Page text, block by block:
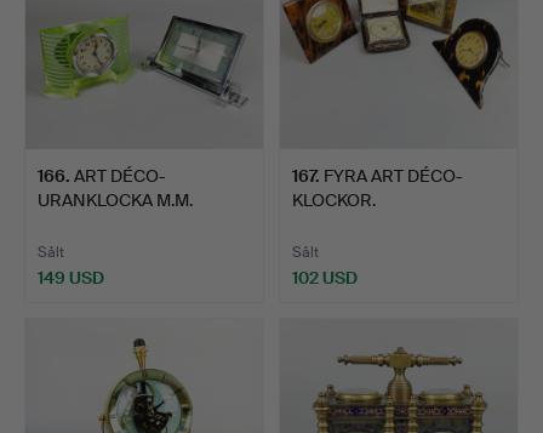
166. ART DÉCO-
URANKLOCKA M.M.
Sålt
149 USD
167. FYRA ART DÉCO-
KLOCKOR.
Sålt
102 USD